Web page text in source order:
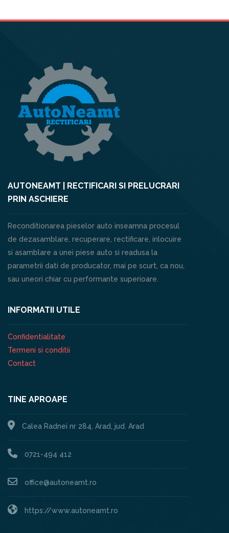
AUTONEAMT | RECTIFICARI SI PRELUCRARI
PRIN ASCHIERE
Reconditionarea pieselor auto inseamna procesul
de dezasamblare, recuperare, rectificare, inlocuire
si asamblare a unei piese auto si readusa la
parametrii dati de producator, mai pe scurt, ca nou,
sau uneori chiar cu performante superioare.
INFORMATII UTILE
Confidentialitate
Termeni si conditii
Contact
TINE APROAPE
Calea Radnei nr 284, Arad, jud. Arad
0721-494 412
office@autoneamt.ro
https://www.autoneamt.ro